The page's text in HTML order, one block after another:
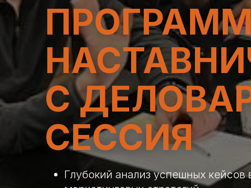
С
СЕССИЯ
Глубокий анализ успешных кейсов